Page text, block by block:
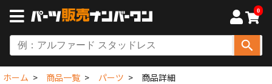
0
ホーム 商品一覧 パーツ 商品詳細